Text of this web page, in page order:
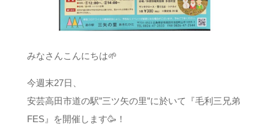
みなさんこんにちは🌱
今週末27日、
安芸高田市道の駅”三ツ矢の里”に於いて『毛利三兄弟
FES』を開催します🥳！